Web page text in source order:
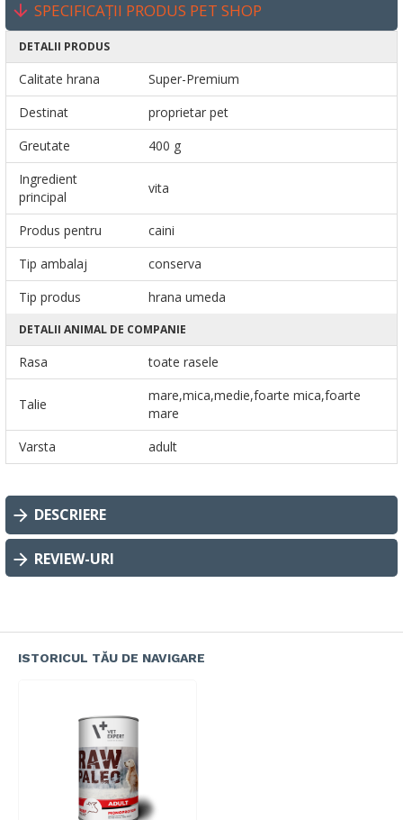
SPECIFICAȚII PRODUS PET SHOP
DETALII PRODUS
Calitate hrana
Super-Premium
Destinat
proprietar pet
Greutate
400 g
Ingredient
principal
vita
Produs pentru
caini
Tip ambalaj
conserva
Tip produs
hrana umeda
DETALII ANIMAL DE COMPANIE
Rasa toate rasele
Talie
mare,mica,medie,foarte mica,foarte
mare
Varsta
adult
DESCRIERE
REVIEW-URI
ISTORICUL TĂU DE NAVIGARE